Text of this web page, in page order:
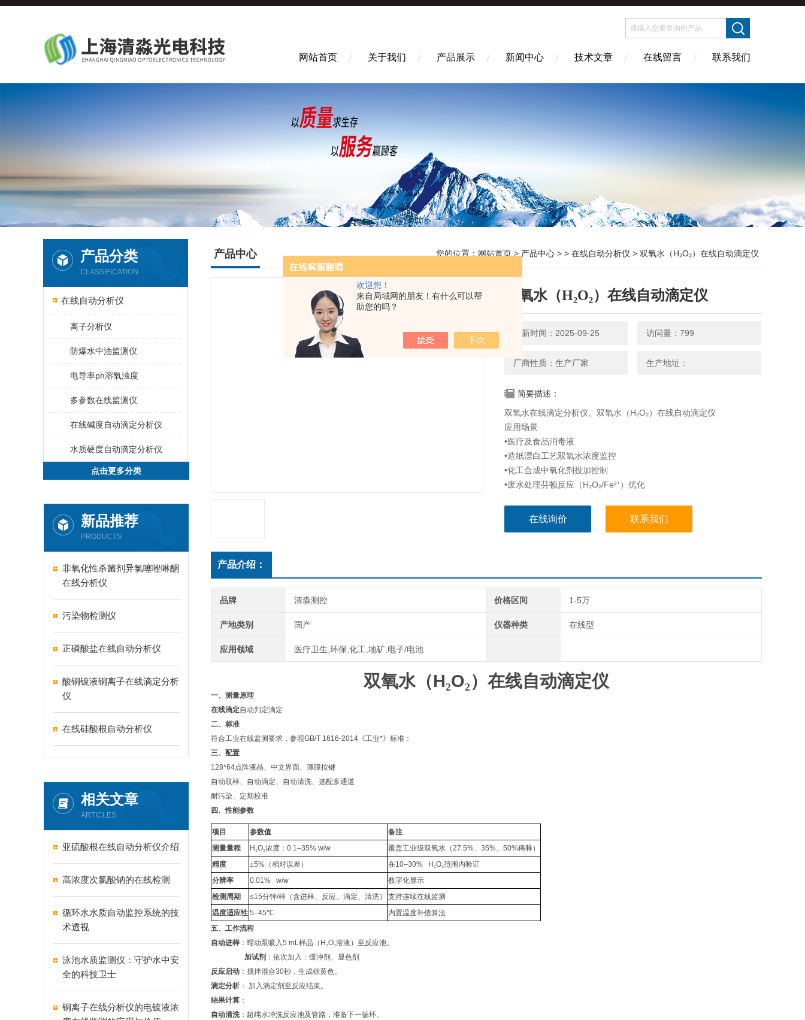
欢迎您！
来自局域网的朋友！有什么可以帮
助您的吗？
网站首页 关于我们 产品展示 新闻中心 技术文章 在线留言 联系我们
产品分类
CLASSIFICATION
在线自动分析仪
离子分析仪
防爆水中油监测仪
电导率ph溶氧浊度
多参数在线监测仪
在线碱度自动滴定分析仪
水质硬度自动滴定分析仪
点击更多分类
新品推荐
PRODUCTS
非氧化性杀菌剂异氯噻唑啉酮
在线分析仪
污染物检测仪
正磷酸盐在线自动分析仪
酸铜镀液铜离子在线滴定分析
仪
在线硅酸根自动分析仪
相关文章
ARTICLES
亚硫酸根在线自动分析仪介绍
高浓度次氯酸钠的在线检测
循环水水质自动监控系统的技
术透视
泳池水质监测仪：守护水中安
全的科技卫士
铜离子在线分析仪的电镀液浓
产品中心 您的位置： 网站首页 > 产品中心 > > 在线自动分析仪 > 双氧水（H₂O₂）在线自动滴定仪
双氧水（H₂O₂）在线自动滴定仪
更新时间：2025-09-25 访问量：799
厂商性质：生产厂家 生产地址：
简要描述：
双氧水在线滴定分析仪。双氧水（H₂O₂）在线自动滴定仪
应用场景
•医疗及食品消毒液
•造纸漂白工艺双氧水浓度监控
•化工合成中氧化剂投加控制
•废水处理芬顿反应（H₂O₂/Fe²⁺）优化
在线询价 联系我们
产品介绍：
品牌 清淼测控 价格区间 1-5万
产地类别 国产 仪器种类 在线型
应用领域 医疗卫生,环保,化工,地矿,电子/电池
双氧水（H₂O₂）在线自动滴定仪
一、测量原理
在线滴定自动判定滴定
二、标准
符合工业在线监测要求，参照GB/T 1616-2014 《工业*》标准：
三、配置
128*64点阵液晶、中文界面、薄膜按键
自动取样、自动滴定、自动清洗、选配多通道
耐污染、定期校准
四、性能参数
项目 参数值
备注
测量量程
H₂O₂浓度： 0.1–35% w/w 覆盖工业级双氧水（27.5%、 35%、 50%稀释）
精度
±5% （相对误差） 在10–30% H₂O₂范围内验证
分辨率
0.01% w/w
数字化显示
检测周期
≤15分钟/样（含进样、反应、滴定、清洗）
支持连续在线监测
温度适应性 5–45℃
内置温度补偿算法
五、工作流程
自动进样 ：蠕动泵吸入5 mL样品（ H₂O₂溶液）至反应池。
加试剂 ：依次加入：缓冲剂、显色剂
反应启动 ：搅拌混合30秒，生成棕黄色。
滴定分析 ： 加入滴定剂至反应结束。
结果计算 ：
自动清洗：超纯水冲洗反应池及管路，准备下一循环。